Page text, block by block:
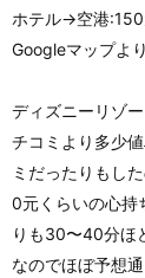
ホテル→空港
Googleマップよ
ディズニーリゾ
チコミより多少
ミだったりもし
0元くらいの心持
りも30〜40分ほ
なのでほぼ予想